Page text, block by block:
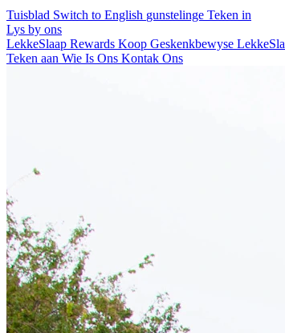
Tuisblad Switch to English gunstelinge Teken in
Lys by ons
LekkeSlaap Rewards Koop Geskenkbewyse
Teken aan Wie Is Ons Kontak Ons